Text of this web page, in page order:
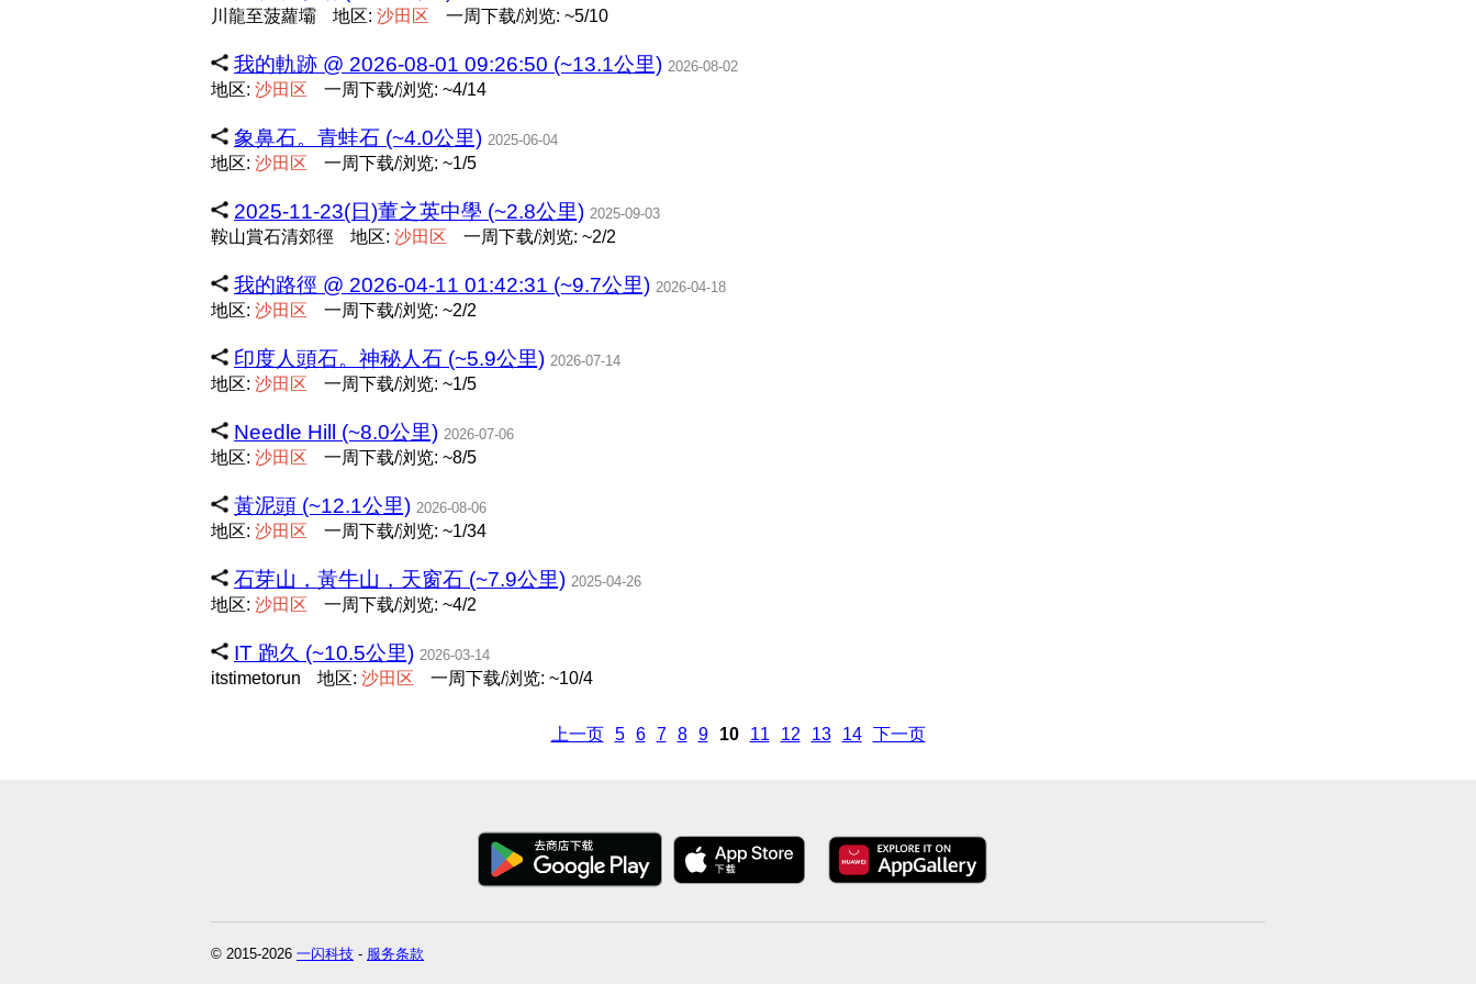
川龍至菠蘿壩 地区: 沙田 区 一周下载/浏览: ~5/10
我的軌跡 @ 2026-08-01 09:26:50 (~13.1公里) 2026-08-02
地区: 沙田 区 一周下载/浏览: ~4/14
象鼻石。青蛙石 (~4.0公里) 2025-06-04
地区: 沙田 区 一周下载/浏览: ~1/5
2025-11-23(日)董之英中學 (~2.8公里) 2025-09-03
鞍山賞石清郊徑 地区: 沙田 区 一周下载/浏览: ~2/2
我的路徑 @ 2026-04-11 01:42:31 (~9.7公里) 2026-04-18
地区: 沙田 区 一周下载/浏览: ~2/2
印度人頭石。神秘人石 (~5.9公里) 2026-07-14
地区: 沙田 区 一周下载/浏览: ~1/5
Needle Hill (~8.0公里) 2026-07-06
地区: 沙田 区 一周下载/浏览: ~8/5
黃泥頭 (~12.1公里) 2026-08-06
地区: 沙田 区 一周下载/浏览: ~1/34
石芽山，黃牛山，天窗石 (~7.9公里) 2025-04-26
地区: 沙田 区 一周下载/浏览: ~4/2
IT 跑久 (~10.5公里) 2026-03-14
itstimetorun 地区: 沙田 区 一周下载/浏览: ~10/4
上一页 5 6 7 8 9 10 11 12 13 14 下一页
© 2015-2026 一闪科技 - 服务条款